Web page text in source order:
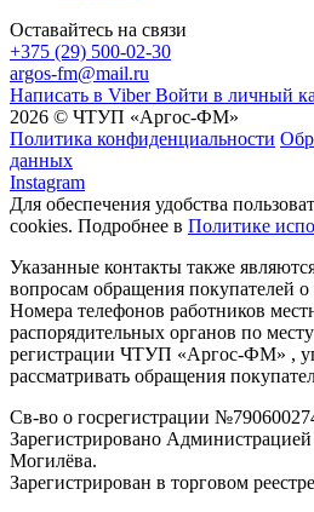
Оставайтесь на связи
+375 (29) 500-02-30
argos-fm@mail.ru
Написать в Viber Войти в личный
2026 © ЧТУП «Аргос-ФМ»
Политика конфиденциальности
данных
Instagram
Для обеспечения удобства
cookies. Подробнее в Политике
Указанные контакты также
вопросам обращения покупателей
Номера телефонов работников
распорядительных органов по
регистрации ЧТУП «Аргос-ФМ» ,
рассматривать обращения
Св-во о госрегистрации
Зарегистрировано Администрацией
Могилёва.
Зарегистрирован в торговом